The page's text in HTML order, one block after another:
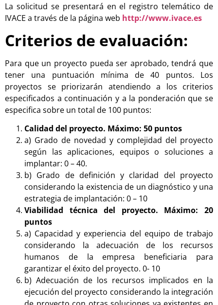
La solicitud se presentará en el registro telemático de
IVACE a través de la página web http://www.ivace.es
Criterios de evaluación:
Para que un proyecto pueda ser aprobado, tendrá que
tener una puntuación mínima de 40 puntos. Los
proyectos se priorizarán atendiendo a los criterios
especificados a continuación y a la ponderación que se
especifica sobre un total de 100 puntos:
Calidad del proyecto. Máximo: 50 puntos
a) Grado de novedad y complejidad del proyecto
según las aplicaciones, equipos o soluciones a
implantar: 0 – 40.
b) Grado de definición y claridad del proyecto
considerando la existencia de un diagnóstico y una
estrategia de implantación: 0 – 10
Viabilidad técnica del proyecto. Máximo: 20
puntos
a) Capacidad y experiencia del equipo de trabajo
considerando la adecuación de los recursos
humanos de la empresa beneficiaria para
garantizar el éxito del proyecto. 0- 10
b) Adecuación de los recursos implicados en la
ejecución del proyecto considerando la integración